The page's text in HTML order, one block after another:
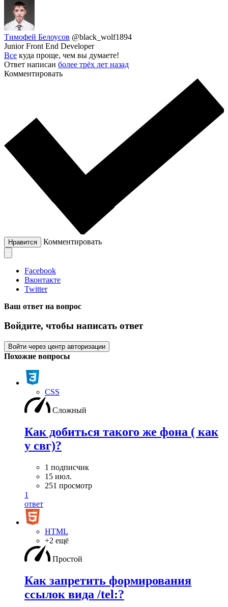
Тимофей Белоусов @black_wolf1894
Junior Front End Developer
Все куда проще, чем вы думаете!
Ответ написан более трёх лет назад
Комментировать
Нравится Комментировать
Facebook
Вконтакте
Twitter
Ваш ответ на вопрос
Войдите, чтобы написать ответ
Войти через центр авторизации
Похожие вопросы
CSS
Сложный
Как добиться такого же фона ( как
у свг)?
1 подписчик
15 июл.
251 просмотр
1
ответ
HTML
+2 ещё
Простой
Как запретить формирования
ссылок вида /tel:?